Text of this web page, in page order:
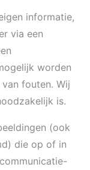
informatie,
via een
worden
fouten. Wij
is.
(ook
die op of in